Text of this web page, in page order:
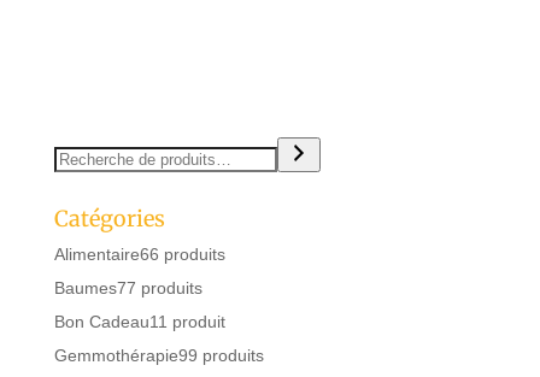
Catégories
Alimentaire66 produits
Baumes77 produits
Bon Cadeau11 produit
Gemmothérapie99 produits